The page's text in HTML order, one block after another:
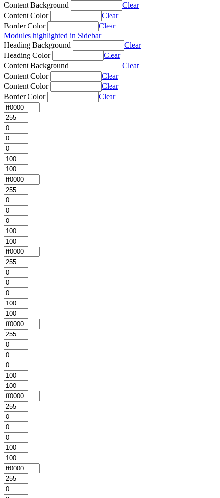
Content Background
Clear
Content Color
Clear
Border Color
Clear
Modules highlighted in Sidebar
Heading Background
Clear
Heading Color
Clear
Content Background
Clear
Content Color
Clear
Content Color
Clear
Border Color
Clear